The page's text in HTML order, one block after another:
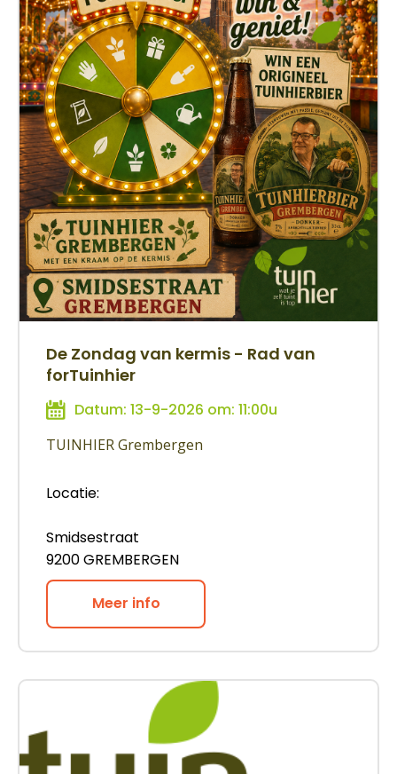
De Zondag van kermis - Rad van
forTuinhier
Datum: 13-9-2026 om: 11:00u
TUINHIER Grembergen
Locatie:
Smidsestraat
9200 GREMBERGEN
Meer info